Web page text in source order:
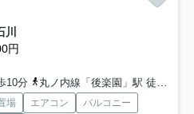
円
10分
丸ノ内線「後楽園」駅 徒歩10分
場 エアコン
バルコニー